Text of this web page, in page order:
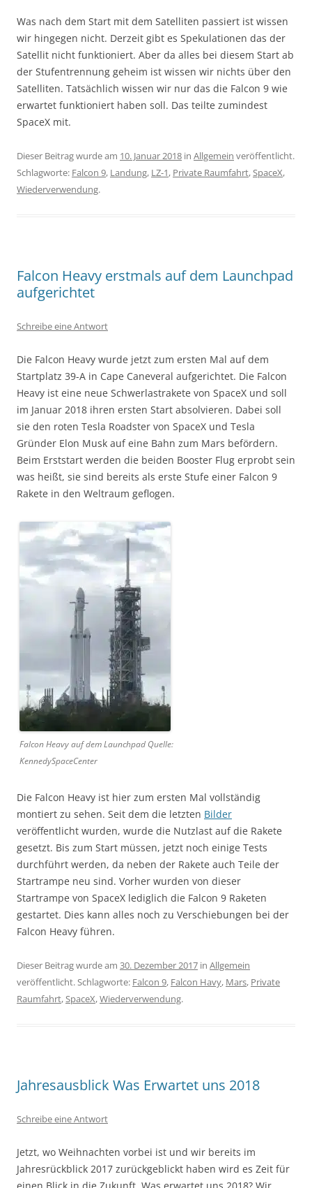
Was nach dem Start mit dem Satelliten passiert ist wissen
wir hingegen nicht. Derzeit gibt es Spekulationen das der
Satellit nicht funktioniert. Aber da alles bei diesem Start ab
der Stufentrennung geheim ist wissen wir nichts über den
Satelliten. Tatsächlich wissen wir nur das die Falcon 9 wie
erwartet funktioniert haben soll. Das teilte zumindest
SpaceX mit.
Dieser Beitrag wurde am 10. Januar 2018 in Allgemein veröffentlicht.
Schlagworte: Falcon 9, Landung, LZ-1, Private Raumfahrt,SpaceX,
Wiederverwendung.
Falcon Heavy erstmals auf dem Launchpad
aufgerichtet
Schreibe eine Antwort
Die Falcon Heavy wurde jetzt zum ersten Mal auf dem
Startplatz 39-A in Cape Caneveral aufgerichtet. Die Falcon
Heavy ist eine neue Schwerlastrakete von SpaceX und soll
im Januar 2018 ihren ersten Start absolvieren. Dabei soll
sie den roten Tesla Roadster von SpaceX und Tesla
Gründer Elon Musk auf eine Bahn zum Mars befördern.
Beim Erststart werden die beiden Booster Flug erprobt sein
was heißt, sie sind bereits als erste Stufe einer Falcon 9
Rakete in den Weltraum geflogen.
Falcon Heavy auf dem Launchpad Quelle:
KennedySpaceCenter
Die Falcon Heavy ist hier zum ersten Mal vollständig
montiert zu sehen. Seit dem die letzten Bilder
veröffentlicht wurden, wurde die Nutzlast auf die Rakete
gesetzt. Bis zum Start müssen, jetzt noch einige Tests
durchführt werden, da neben der Rakete auch Teile der
Startrampe neu sind. Vorher wurden von dieser
Startrampe von SpaceX lediglich die Falcon 9 Raketen
gestartet. Dies kann alles noch zu Verschiebungen bei der
Falcon Heavy führen.
Dieser Beitrag wurde am 30. Dezember 2017 in Allgemein
veröffentlicht. Schlagworte: Falcon 9, Falcon Havy, Mars, Private
Raumfahrt,SpaceX,Wiederverwendung.
Jahresausblick Was Erwartet uns 2018
Schreibe eine Antwort
Jetzt, wo Weihnachten vorbei ist und wir bereits im
Jahresrückblick 2017 zurückgeblickt haben wird es Zeit für